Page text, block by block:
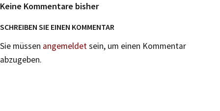
Keine Kommentare bisher
SCHREIBEN SIE EINEN KOMMENTAR
Sie müssen angemeldetsein, um einen Kommentar
abzugeben.